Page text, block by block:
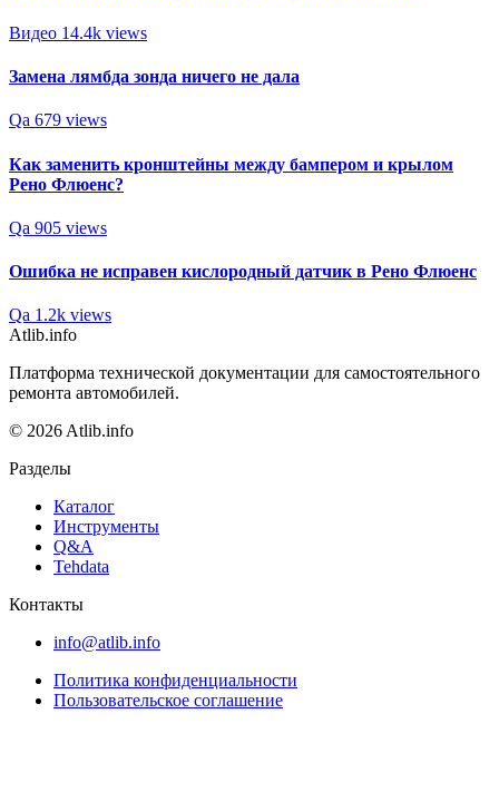
Видео 14.4k views
Замена лямбда зонда ничего не дала
Qa 679 views
Как заменить кронштейны между бампером и крылом
Рено Флюенс?
Qa 905 views
Ошибка не исправен кислородный датчик в Рено Флюенс
Qa 1.2k views
Atlib.info
Платформа технической документации для самостоятельного
ремонта автомобилей.
© 2026 Atlib.info
Разделы
Каталог
Инструменты
Q&A
Tehdata
Контакты
info@atlib.info
Политика конфиденциальности
Пользовательское соглашение